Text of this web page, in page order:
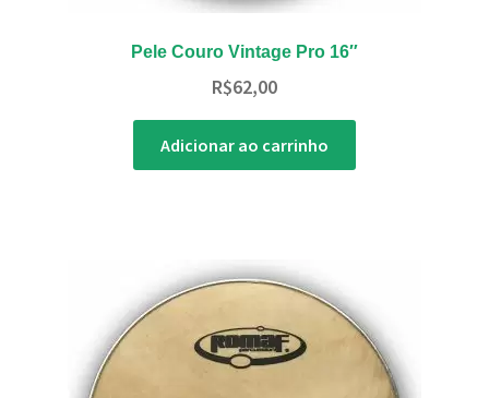
Pele Couro Vintage Pro 16″
R$62,00
Adicionar ao carrinho